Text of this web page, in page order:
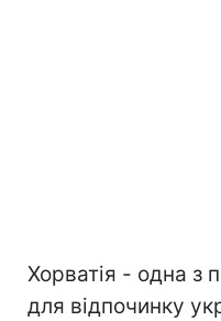
Хорватія - одна з
для відпочинку